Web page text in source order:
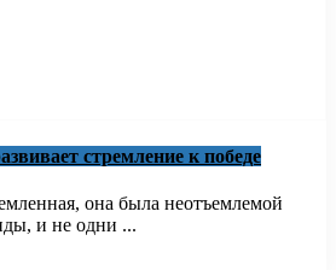
стремление к победе
она была неотъемлемой
и не одни ...